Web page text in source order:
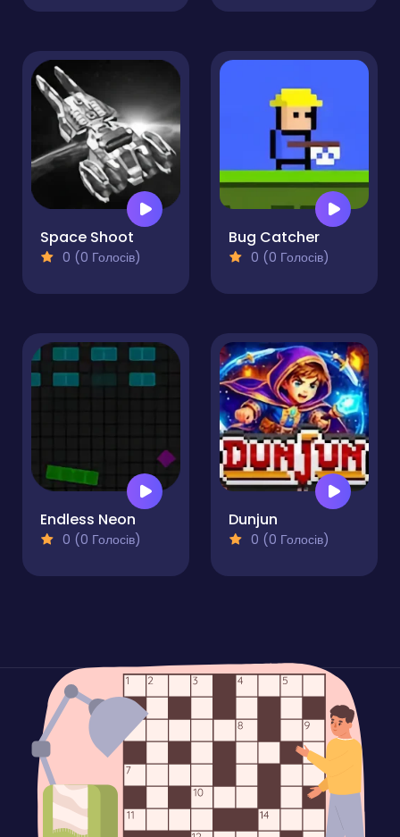
Space Shoot
0 (0 Голосів)
Bug Catcher
0 (0 Голосів)
Endless Neon
0 (0 Голосів)
Dunjun
0 (0 Голосів)